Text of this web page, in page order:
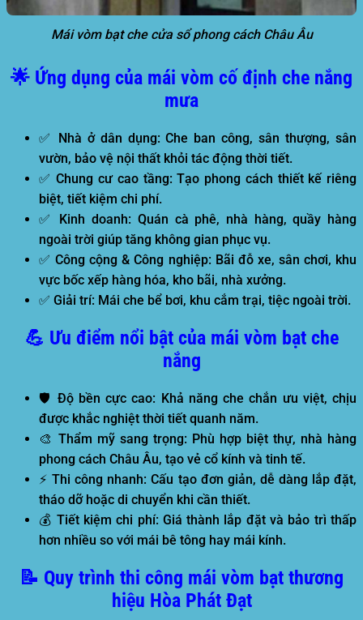
Mái vòm bạt che cửa sổ phong cách Châu Âu
🌟 Ứng dụng của mái vòm cố định che nắng
mưa
✅ Nhà ở dân dụng: Che ban công, sân thượng, sân
vườn, bảo vệ nội thất khỏi tác động thời tiết.
✅Chung cư cao tầng: Tạo phong cách thiết kế riêng
biệt, tiết kiệm chi phí.
✅ Kinh doanh: Quán cà phê, nhà hàng, quầy hàng
ngoài trời giúp tăng không gian phục vụ.
✅Công cộng & Công nghiệp: Bãi đỗ xe, sân chơi, khu
vực bốc xếp hàng hóa, kho bãi, nhà xưởng.
✅ Giải trí: Mái che bể bơi, khu cắm trại, tiệc ngoài trời.
💪 Ưu điểm nổi bật của mái vòm bạt che
nắng
🛡️ Độ bền cực cao: Khả năng che chắn ưu việt, chịu
được khắc nghiệt thời tiết quanh năm.
🎨 Thẩm mỹ sang trọng: Phù hợp biệt thự, nhà hàng
phong cách Châu Âu, tạo vẻ cổ kính và tinh tế.
⚡Thi công nhanh: Cấu tạo đơn giản, dễ dàng lắp đặt,
tháo dỡ hoặc di chuyển khi cần thiết.
💰 Tiết kiệm chi phí: Giá thành lắp đặt và bảo trì thấp
hơn nhiều so với mái bê tông hay mái kính.
📝 Quy trình thi công mái vòm bạt thương
hiệu Hòa Phát Đạt